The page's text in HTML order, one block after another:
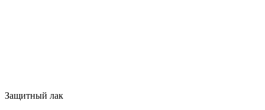
Защитный лак